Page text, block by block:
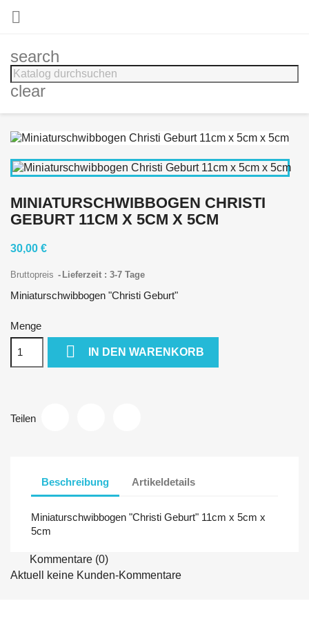

search
clear
MINIATURSCHWIBBOGEN CHRISTI
GEBURT 11CM X 5CM X 5CM
30,00 €
Bruttopreis Lieferzeit : 3-7 Tage
Miniaturschwibbogen "Christi Geburt"
Menge
 IN DEN WARENKORB
Teilen
Beschreibung Artikeldetails
Miniaturschwibbogen "Christi Geburt" 11cm x 5cm x
5cm
Kommentare (0)
Aktuell keine Kunden-Kommentare